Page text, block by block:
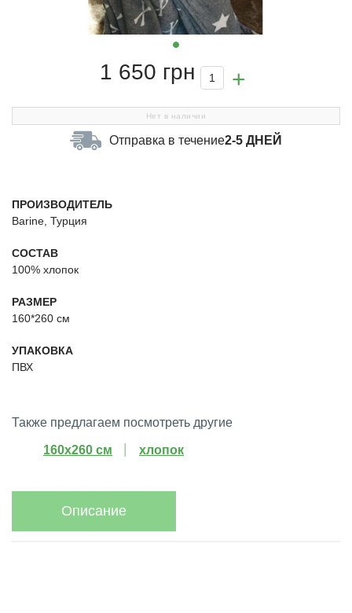
1 650 грн
Нет в наличии
Отправка в течение2-5 ДНЕЙ
ПРОИЗВОДИТЕЛЬ
Barine, Турция
СОСТАВ
100% хлопок
РАЗМЕР
160*260 см
УПАКОВКА
ПВХ
Также предлагаем посмотреть другие
160х260 см хлопок
Описание